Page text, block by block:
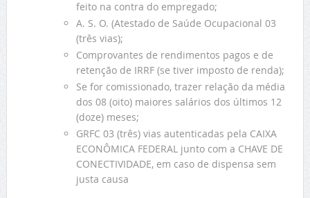
feito na contra do empregado;
A. S. O. (Atestado de Saúde Ocupacional 03
(três vias);
Comprovantes de rendimentos pagos e de
retenção de IRRF (se tiver imposto de renda);
Se for comissionado, trazer relação da média
dos 08 (oito) maiores salários dos últimos 12
(doze) meses;
GRFC 03 (três) vias autenticadas pela CAIXA
ECONÔMICA FEDERAL junto com a CHAVE DE
CONECTIVIDADE, em caso de dispensa sem
justa causa